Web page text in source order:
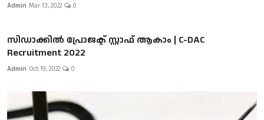
Admin Mar 13, 2022 0
സിഡാക്കിൽ പ്രോജക്ട് സ്റ്റാഫ് ആകാം | C-DAC
Recruitment 2022
Admin Oct 19, 2022 0